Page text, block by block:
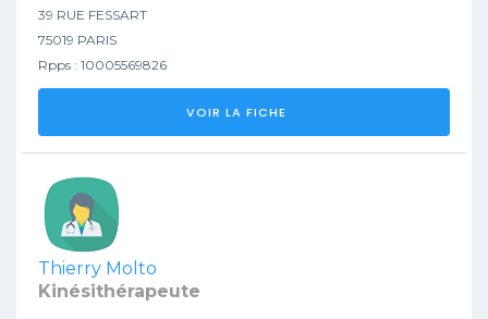
39 RUE FESSART
75019 PARIS
Rpps : 10005569826
VOIR LA FICHE
Thierry Molto
Kinésithérapeute